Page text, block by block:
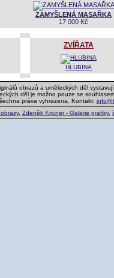
ZAMYŠLENÁ MASAŘKA
17 000 Kč
ZVÍŘATA
HLUBINA
obrazů a uměleckých děl
děl je možno pouze se
práva vyhrazena. Kontakt:
, Zdeněk Kricner - Galerie grafiky,